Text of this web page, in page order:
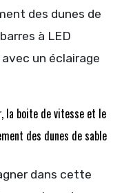
des dunes de
à LED
un éclairage
la boite de vitesse et le
des dunes de sable
dans cette